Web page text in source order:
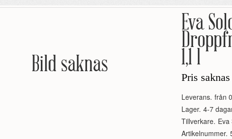
Bild saknas
Eva
1,1 l
Pris saknas
Leverans. från
Lager. 4-7
Tillverkare. Eva
Artikelnummer.